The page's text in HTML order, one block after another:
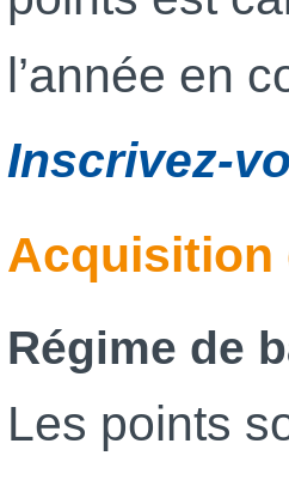
l’année en
Inscrivez-
Acquisition
Régime de
Les points